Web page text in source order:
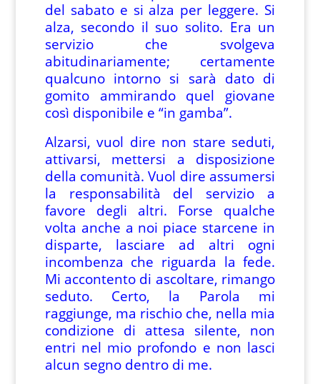
del sabato e si alza per leggere. Si
alza, secondo il suo solito. Era un
servizio che svolgeva
abitudinariamente; certamente
qualcuno intorno si sarà dato di
gomito ammirando quel giovane
così disponibile e “in gamba”.
Alzarsi, vuol dire non stare seduti,
attivarsi, mettersi a disposizione
della comunità. Vuol dire assumersi
la responsabilità del servizio a
favore degli altri. Forse qualche
volta anche a noi piace starcene in
disparte, lasciare ad altri ogni
incombenza che riguarda la fede.
Mi accontento di ascoltare, rimango
seduto. Certo, la Parola mi
raggiunge, ma rischio che, nella mia
condizione di attesa silente, non
entri nel mio profondo e non lasci
alcun segno dentro di me.